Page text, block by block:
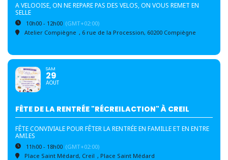
A VELOOISE, ON NE REPARE PAS DES VELOS, ON VOUS REMET EN
SELLE
10h00 - 12h00 (GMT+02:00)
Atelier Compiègne , 6 rue de la Procession, 60200 Compiègne
SAM
29
AOUT
FÊTE DE LA RENTRÉE "RÉCREILACTION" À CREIL
FÊTE CONVIVIALE POUR FÊTER LA RENTRÉE EN FAMILLE ET EN ENTRE
AMI.ES
11h00 - 18h00 (GMT+02:00)
Place Saint Médard, Creil , Place Saint Médard